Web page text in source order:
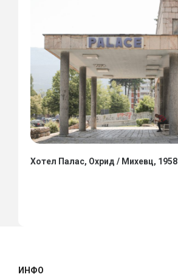
Хотел Палас, Охрид / Михевц, 1958
ИНФО